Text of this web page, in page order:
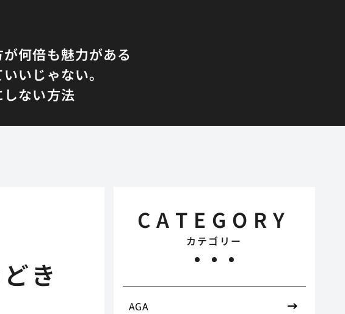
何倍も魅力がある
いじゃない。
ない方法
き
CATEGORY
カテゴリー
AGA